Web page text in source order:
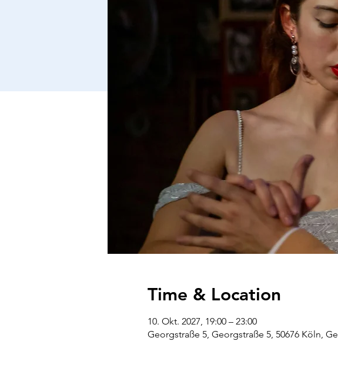
Time & Location
10. Okt. 2027, 19:00 – 23:00
Georgstraße 5, Georgstraße 5, 50676 Köln,